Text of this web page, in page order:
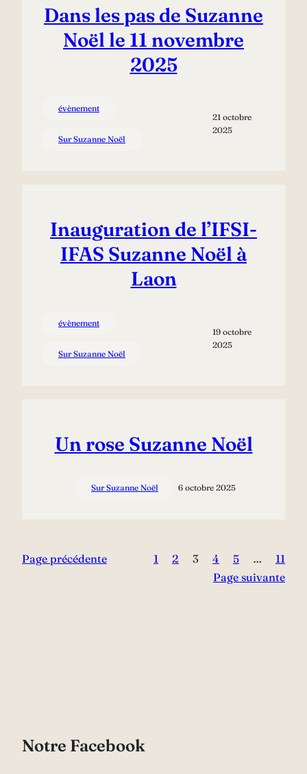
Dans les pas de Suzanne
Noël le 11 novembre
2025
évènement
Sur Suzanne Noël
21 octobre
2025
Inauguration de l’IFSI-
IFAS Suzanne Noël à
Laon
évènement
Sur Suzanne Noël
19 octobre
2025
Un rose Suzanne Noël
Sur Suzanne Noël 6 octobre 2025
Page précédente 1 2 3 4 5 …
11
Page suivante
Notre Facebook